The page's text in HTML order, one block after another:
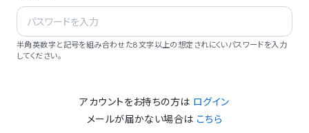
半角英数字と記号を組み合わせた8文字以上の想定されにくいパスワードを入力
してください。
アカウントをお持ちの方は ログイン
メールが届かない場合は こちら